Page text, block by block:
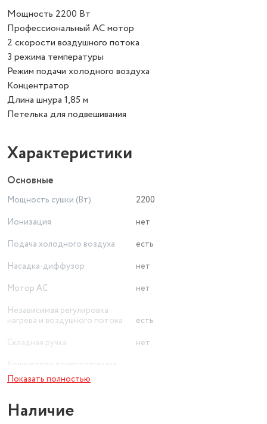
Мощность 2200 Вт
Профессиональный АС мотор
2 скорости воздушного потока
3 режима температуры
Режим подачи холодного воздуха
Концентратор
Длина шнура 1,85 м
Петелька для подвешивания
Характеристики
Основные
Мощность сушки (Вт)
2200
Ионизация
нет
Подача холодного воздуха
есть
Насадка-диффузор
нет
Мотор AC
нет
Независимая регулировка
нагрева и воздушного потока
есть
Складная ручка
нет
режимов
Длина сетевого шнура (м)
Показать полностью
Наличие